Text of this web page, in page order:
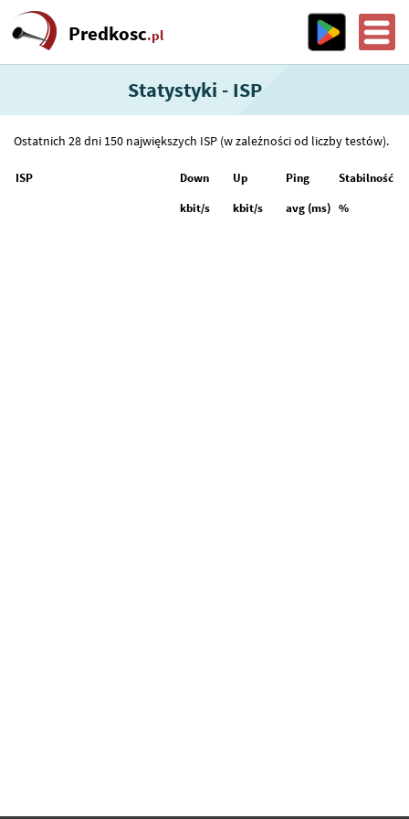
Predkosc.pl
Statystyki - ISP
Ostatnich 28 dni 150 największych ISP (w zależności od liczby testów).
ISP Down Up Ping
Stabilność
kbit/s
kbit/s avg (ms) %